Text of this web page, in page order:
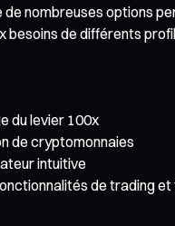
nombreuses options
besoins de différents
du levier 100x
de cryptomonnaies
intuitive
de trading